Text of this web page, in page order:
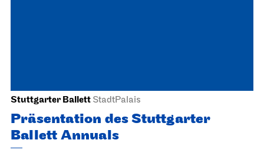
Stuttgarter Ballett StadtPalais
Präsentation des Stuttgarter
Ballett Annuals